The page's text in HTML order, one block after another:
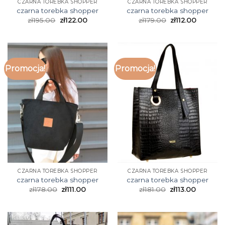
CZARNA TOREBKA SHOPPER
czarna torebka shopper
zł195.00 zł122.00
CZARNA TOREBKA SHOPPER
czarna torebka shopper
zł179.00 zł112.00
Promocja!
CZARNA TOREBKA SHOPPER
czarna torebka shopper
zł178.00 zł111.00
Promocja!
CZARNA TOREBKA SHOPPER
czarna torebka shopper
zł181.00 zł113.00